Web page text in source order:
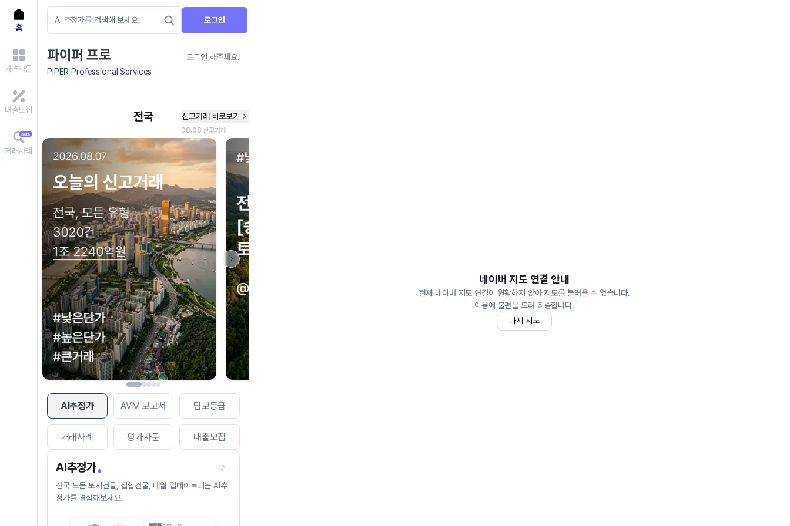
홈
가격자문
대출모집
거래사례
로그인
파이퍼 프로
로그인 해주세요.
PIPER Professional Services
AI추정가 AVM 보고서 담보등급
거래사례 평가자문 대출모집
AI추정가
전국 모든 토지건물, 집합건물, 매월 업데이트되는 AI추
정가를 경험해보세요.
네이버 지도 연결 안내
현재 네이버 지도 연결이 원활하지 않아 지도를 불러올 수 없습니다.
이용에 불편을 드려 죄송합니다.
다시 시도